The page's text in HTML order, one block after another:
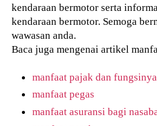
kendaraan bermotor serta
kendaraan bermotor. Semoga
wawasan anda.
Baca juga mengenai artikel
manfaat pajak dan fungsinya
manfaat pegas
manfaat asuransi bagi